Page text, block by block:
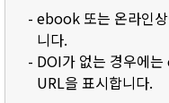
- ebook 또는 온라인
니다.
- DOI가 없는 경우에
URL을 표시합니다.